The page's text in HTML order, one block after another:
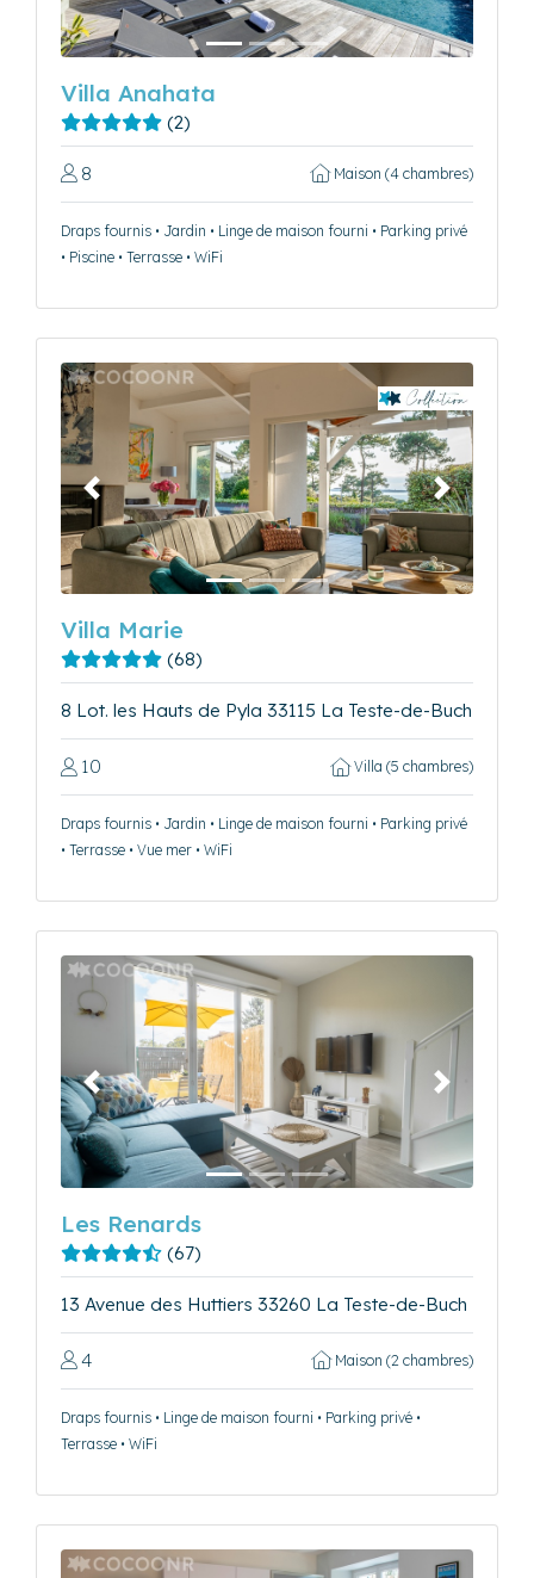
Villa Anahata
(2)
8 Maison (4 chambres)
Draps fournis • Jardin • Linge de maison fourni • Parking privé
• Piscine • Terrasse • WiFi
Précédent Suivant
Villa Marie
(68)
8 Lot. les Hauts de Pyla 33115 La Teste-de-Buch
10 Villa (5 chambres)
Draps fournis • Jardin • Linge de maison fourni • Parking privé
• Terrasse • Vue mer • WiFi
Précédent Suivant
Les Renards
(67)
13 Avenue des Huttiers 33260 La Teste-de-Buch
4 Maison (2 chambres)
Draps fournis • Linge de maison fourni • Parking privé •
Terrasse • WiFi